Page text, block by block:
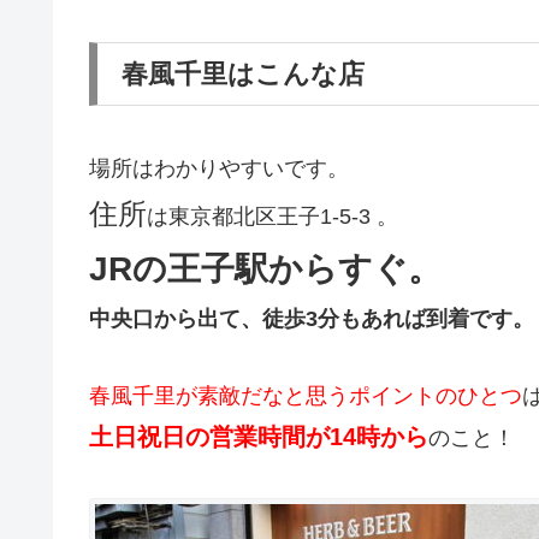
春風千里はこんな店
場所はわかりやすいです。
住所は東京都北区王子1-5-3 。
JRの王子駅からすぐ。
中央口から出て、徒歩3分もあれば到着です。
春風千里が素敵だなと思うポイントのひとつ
土日祝日の営業時間が14時からのこと！